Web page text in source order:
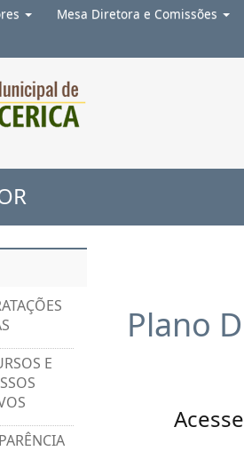
Mesa Diretora e Comissões
Plano
E